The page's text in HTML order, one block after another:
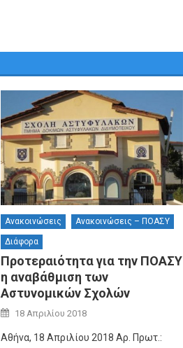
Ανακοινώσεις Ανακοινώσεις – ΠΟΑΣΥ
Διάφορα
Προτεραιότητα για την ΠΟΑΣΥ
η αναβάθμιση των
Αστυνομικών Σχολών
Posted on
18 Απριλίου 2018
Αθήνα, 18 Απριλίου 2018 Αρ. Πρωτ.: